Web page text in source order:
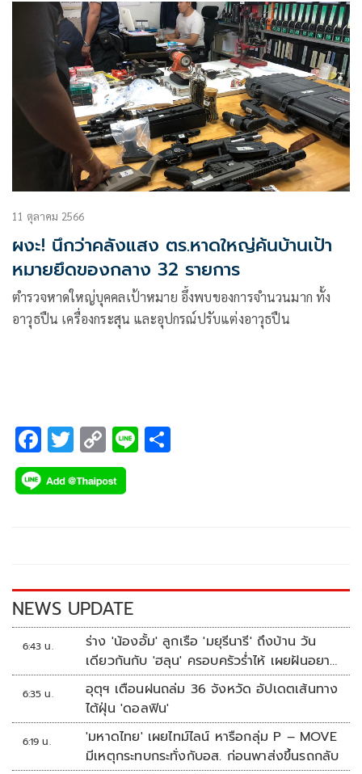
11 ตุลาคม 2566
ผงะ! นึกว่าคลังแสง ตร.หาดใหญ่ค้นบ้านเป้า
หมายยึดของกลาง 32 รายการ
ตำรวจหาดใหญ่บุคคลเป้าหมาย อึ้งพบของการจำนวนมาก ทั้ง
อาวุธปืน เครื่องกระสุน และอุปกรณ์ปรับแต่งอาวุธปืน
F
ac
e
k
T
wi
tt
C
o
p
k
Li
NEWS UPDATE
6:43 น.
ร่าง 'น้องอั้ม' ลูกเรือ 'มยุรีนารี' ถึงบ้าน วัน
เดียวกันกับ 'ฮลุน' ครอบครัวร่ำไห้ เผยฝันอยาก
เป็นทหารเรือ
6:35 น.
อุตุฯ เตือนฝนถล่ม 36 จังหวัด อัปเดตเส้นทาง
ไต้ฝุ่น 'ดอลฟิน'
6:19 น.
'มหาดไทย' เผยไทม์ไลน์ หารือกลุ่ม P – MOVE
มีเหตุกระทบกระทั่งกับอส. ก่อนพาส่งขึ้นรถกลับ